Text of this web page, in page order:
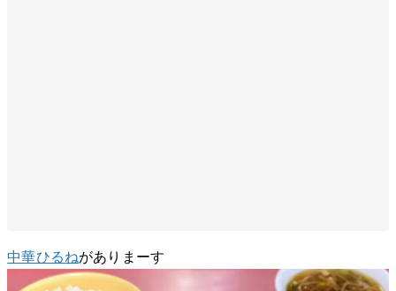
中華ひるねがありまーす